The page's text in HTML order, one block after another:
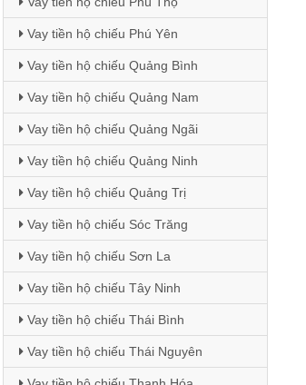
Vay tiền hộ chiếu Phú Yên
Vay tiền hộ chiếu Quảng Bình
Vay tiền hộ chiếu Quảng Nam
Vay tiền hộ chiếu Quảng Ngãi
Vay tiền hộ chiếu Quảng Ninh
Vay tiền hộ chiếu Quảng Trị
Vay tiền hộ chiếu Sóc Trăng
Vay tiền hộ chiếu Sơn La
Vay tiền hộ chiếu Tây Ninh
Vay tiền hộ chiếu Thái Bình
Vay tiền hộ chiếu Thái Nguyên